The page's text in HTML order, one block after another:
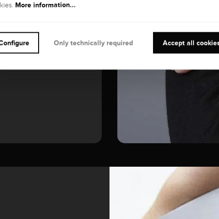
More information...
Accept all
Only technically required